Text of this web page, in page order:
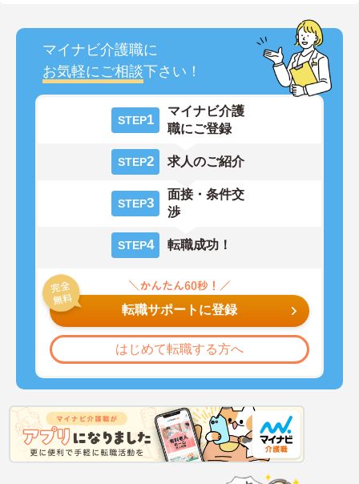
マイナビ介護職に
お気軽にご相談下さい！
STEP1
マイナビ介護
職にご登録
STEP2 求人のご紹介
STEP3
面接・条件交
渉
STEP4 転職成功！
転職サポートに登録
はじめて転職する方へ